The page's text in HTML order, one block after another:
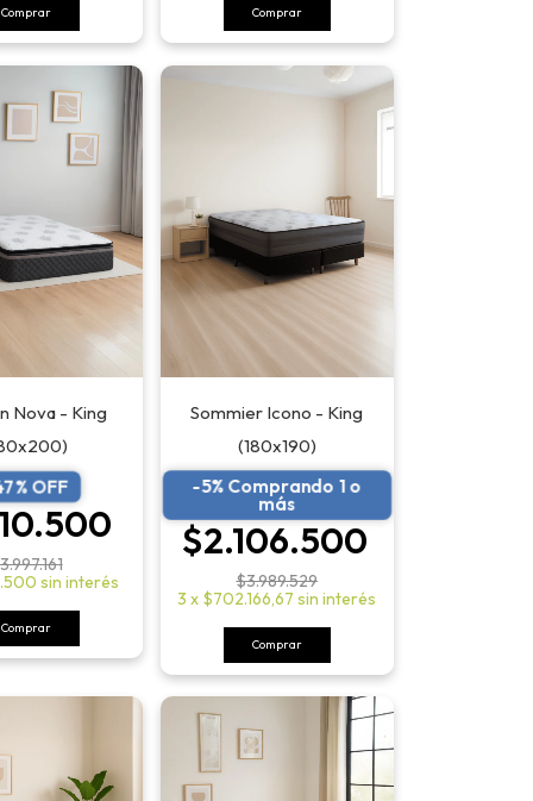
Comprar Comprar
Nova - King
% OFF
sin interés
Comprar
Sommier Icono - King
(180x190)
-5% Comprando 1 o
más
$2.106.500
$3.989.529
3 x $702.166,67 sin interés
Comprar